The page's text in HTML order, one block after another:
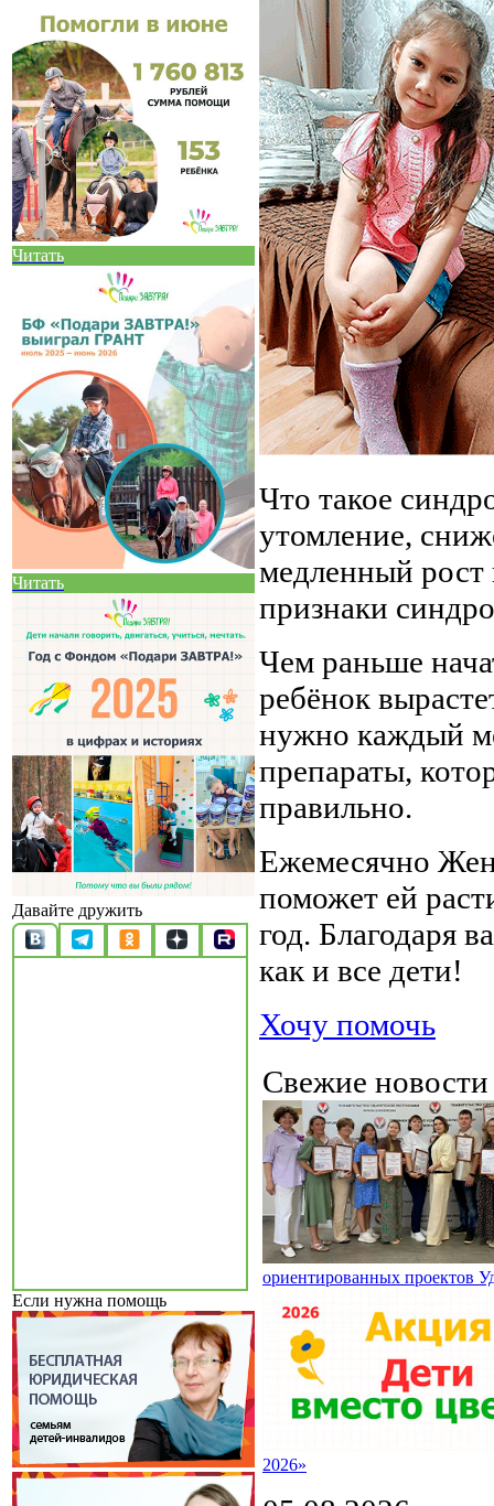
Читать
Читать
Давайте дружить
Если нужна помощь
Что такое
утомление,
медленный
признаки
Чем раньше
ребёнок
нужно каждый
препараты,
правильно.
Ежемесячно
поможет ей
год. Благодаря
как и все дети!
Хочу помочь
Свежие
ориентированных проектов
2026»